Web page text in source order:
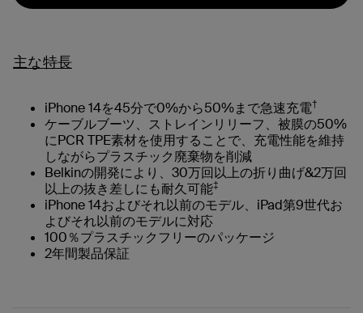
主な特長
iPhone 14を45分で0%から50%まで急速充電†
ケーブルブーツ、ストレインリリーフ、被膜の50%
にPCR TPE素材を使用することで、充電性能を維持
しながらプラスチック廃棄物を削減
Belkinの開発により、30万回以上の折り曲げ&2万回
以上の抜き差しにも耐久可能‡
iPhone 14およびそれ以前のモデル、iPad第9世代お
よびそれ以前のモデルに対応
100％プラスチックフリーのパッケージ
2年間製品保証